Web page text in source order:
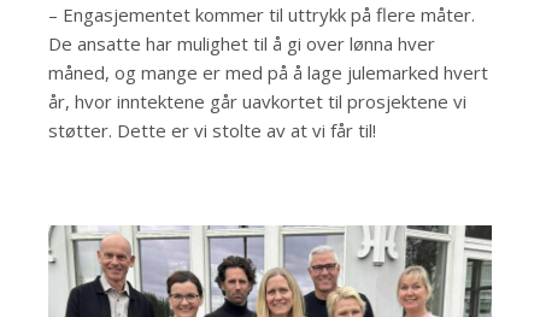
– Engasjementet kommer til uttrykk på flere måter.
De ansatte har mulighet til å gi over lønna hver
måned, og mange er med på å lage julemarked hvert
år, hvor inntektene går uavkortet til prosjektene vi
støtter. Dette er vi stolte av at vi får til!